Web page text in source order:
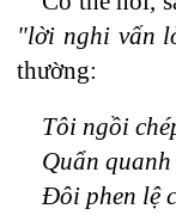
"lời nghi vấn
thường:
Tôi ngồi
Quẩn
Đôi phen lệ